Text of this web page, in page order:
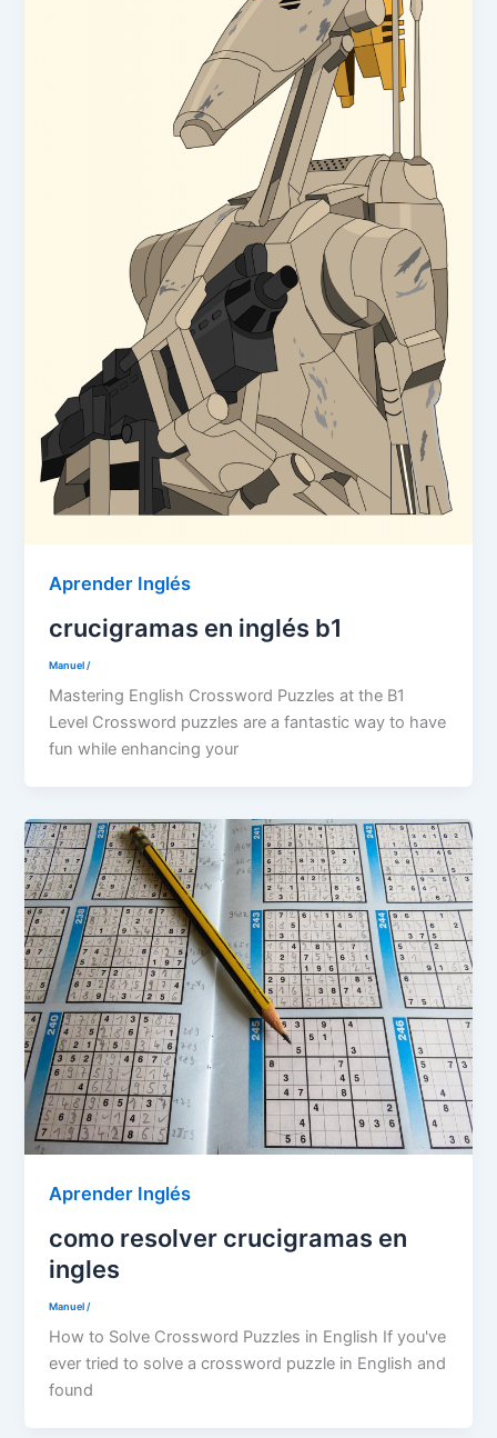
Aprender Inglés
crucigramas en inglés b1
Manuel/
Mastering English Crossword Puzzles at the B1
Level Crossword puzzles are a fantastic way to have
fun while enhancing your
Aprender Inglés
como resolver crucigramas en
ingles
Manuel/
How to Solve Crossword Puzzles in English If you've
ever tried to solve a crossword puzzle in English and
found